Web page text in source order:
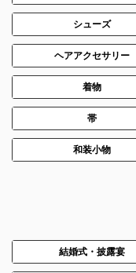
身長
シューズ
ヘアアクセサリー
着物
帯
和装小物
結婚式・披露宴